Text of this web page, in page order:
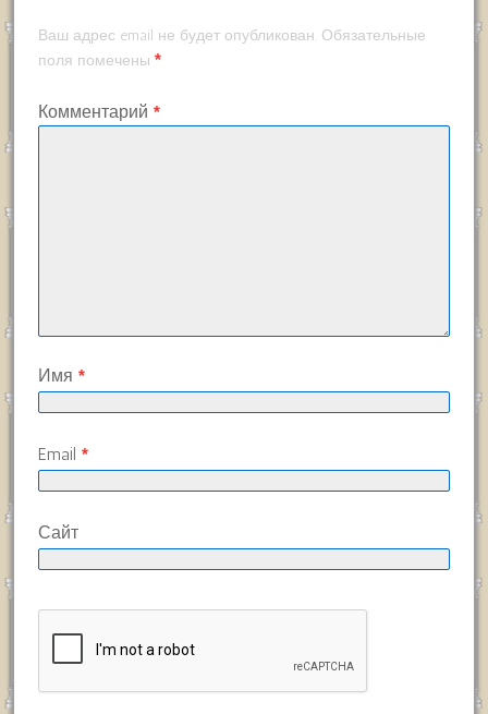
Ваш адрес email не будет опубликован. Обязательные
поля помечены *
Комментарий *
Имя *
Email *
Сайт